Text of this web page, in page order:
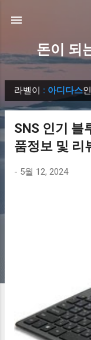
돈이 되
글
라벨이 : 아디다스
SNS 인기 블
품정보 및 리
- 5월 12, 2024